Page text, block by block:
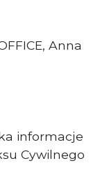
Anna
informacje
Cywilnego